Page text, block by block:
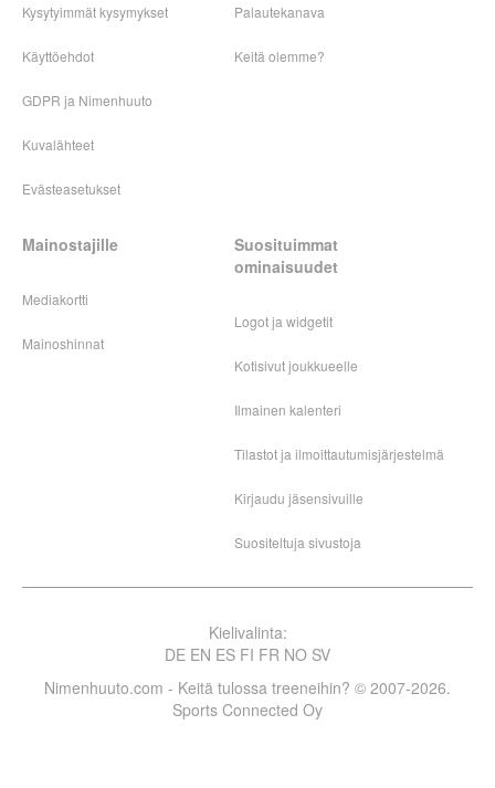
Kysytyimmät kysymykset
Käyttöehdot
GDPR ja Nimenhuuto
Kuvalähteet
Evästeasetukset
Palautekanava
Keitä olemme?
Mainostajille
Mediakortti
Mainoshinnat
Suosituimmat
ominaisuudet
Logot ja widgetit
Kotisivut joukkueelle
Ilmainen kalenteri
Tilastot ja ilmoittautumisjärjestelmä
Kirjaudu jäsensivuille
Suositeltuja sivustoja
Kielivalinta:
DE EN ES FI FR NO SV
Nimenhuuto.com - Keitä tulossa treeneihin? © 2007-2026.
Sports Connected Oy